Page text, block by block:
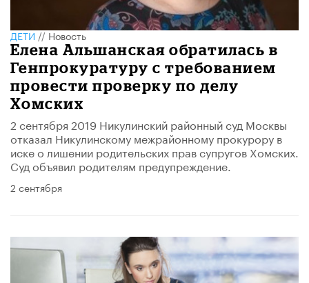
ДЕТИ//Новость
​Елена Альшанская обратилась в
Генпрокуратуру с требованием
провести проверку по делу
Хомских
2 сентября 2019 Никулинский районный суд Москвы
отказал Никулинскому межрайонному прокурору в
иске о лишении родительских прав супругов Хомских.
Суд объявил родителям предупреждение.
2 сентября